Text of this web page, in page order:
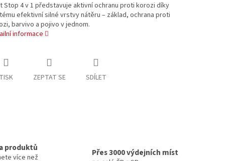
Stop 4 v 1 představuje aktivní ochranu proti korozi díky
efektivní silné vrstvy nátěru – základ, ochrana proti
barvivo a pojivo v jednom.
informace
TISK ZEPTAT SE SDÍLET
produktů
více než
Přes 3000 výdejních míst